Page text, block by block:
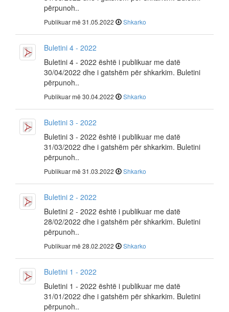
përpunoh..
Publikuar më 31.05.2022 Shkarko
Buletini 4 - 2022
Buletini 4 - 2022 është i publikuar me datë
30/04/2022 dhe i gatshëm për shkarkim. Buletini
përpunoh..
Publikuar më 30.04.2022 Shkarko
Buletini 3 - 2022
Buletini 3 - 2022 është i publikuar me datë
31/03/2022 dhe i gatshëm për shkarkim. Buletini
përpunoh..
Publikuar më 31.03.2022 Shkarko
Buletini 2 - 2022
Buletini 2 - 2022 është i publikuar me datë
28/02/2022 dhe i gatshëm për shkarkim. Buletini
përpunoh..
Publikuar më 28.02.2022 Shkarko
Buletini 1 - 2022
Buletini 1 - 2022 është i publikuar me datë
31/01/2022 dhe i gatshëm për shkarkim. Buletini
përpunoh..